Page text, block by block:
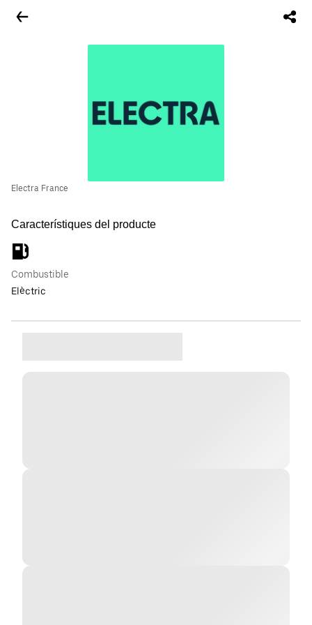
Electra France
Característiques del producte
Combustible
Elèctric